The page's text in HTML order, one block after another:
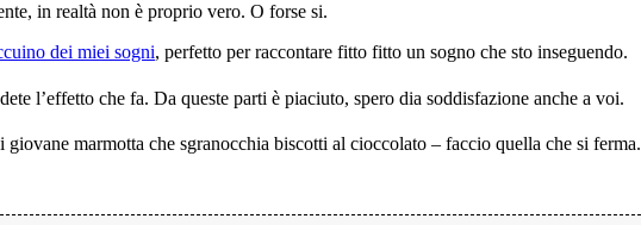
in realtà non è proprio vero. O forse si.
dei miei sogni, perfetto per raccontare fitto fitto un sogno che sto inseguendo.
l’effetto che fa. Da queste parti è piaciuto, spero dia soddisfazione anche a voi.
marmotta che sgranocchia biscotti al cioccolato – faccio quella che si ferma.